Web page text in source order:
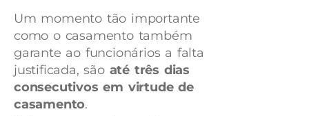
Um momento tão importante
como o casamento também
garante ao funcionários a falta
justificada, são até três dias
consecutivos em virtude de
casamento.